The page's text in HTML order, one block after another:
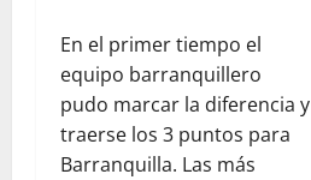
En el primer tiempo el
equipo barranquillero
pudo marcar la diferencia y
traerse los 3 puntos para
Barranquilla. Las más